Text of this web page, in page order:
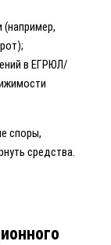
(например,
в ЕГРЮЛ/
споры,
средства.